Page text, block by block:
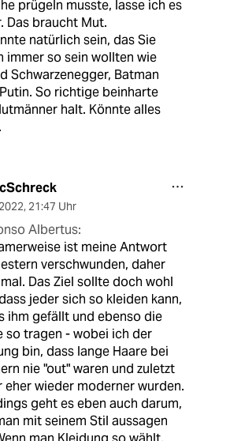
prügeln musste, lasse ich es
Das braucht Mut.
natürlich sein, das Sie
immer so sein wollten wie
Schwarzenegger, Batman
So richtige beinharte
halt. Könnte alles
, 21:47 Uhr
Albertus:
ist meine Antwort
verschwunden, daher
Das Ziel sollte doch wohl
jeder sich so kleiden kann,
ihm gefällt und ebenso die
so tragen - wobei ich der
bin, dass lange Haare bei
nie "out" waren und zuletzt
eher wieder moderner wurden.
geht es eben auch darum,
mit seinem Stil aussagen